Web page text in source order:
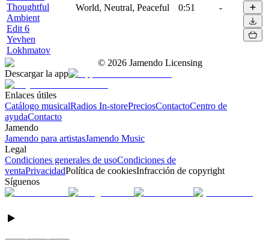
Thoughtful
Ambient
Edit 6
Yevhen
Lokhmatov
World, Neutral, Peaceful 0:51 -
© 2026 Jamendo Licensing
Descargar la app
Enlaces útiles
Catálogo musicalRadios In-storePreciosContactoCentro de
ayudaContacto
Jamendo
Jamendo para artistasJamendo Music
Legal
Condiciones generales de usoCondiciones de
ventaPrivacidadPolítica de cookiesInfracción de copyright
Síguenos